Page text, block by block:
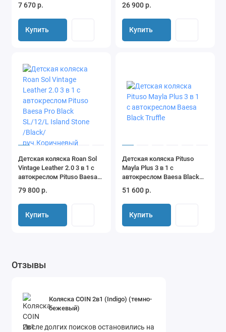
7 670 р.
Купить
26 900 р.
Купить
Детская коляска Roan Sol
Vintage Leather 2.0 3 в 1 с
автокреслом Pituso Baesa
Stone /Black/
руч.Коричневый
79 800 р.
Купить
Детская коляска Pituso
Mayla Plus 3 в 1 с
автокреслом Baesa Black
51 600 р.
Купить
Отзывы
Коляска COIN 2в1 (Indigo) (темно-
бежевый)
После долгих поисков остановились на